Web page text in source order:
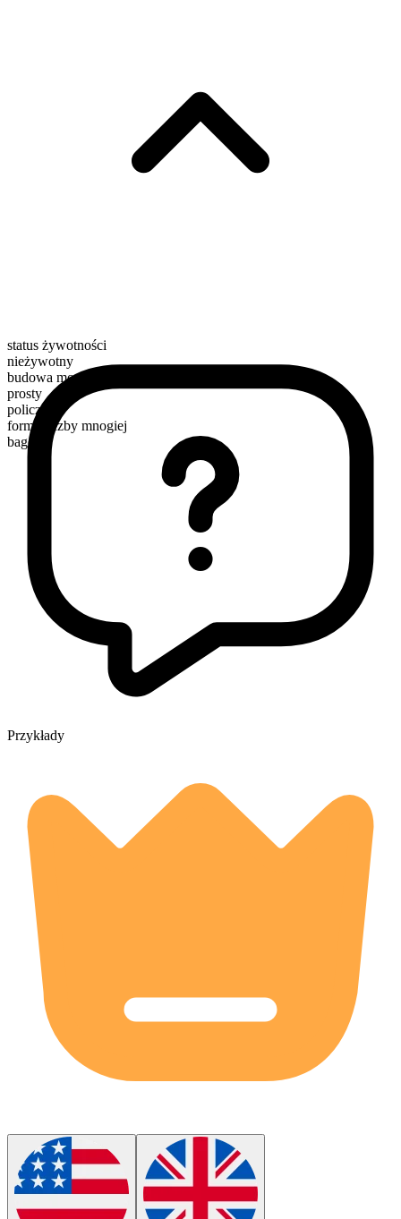
status żywotności
nieżywotny
budowa morfologiczna
prosty
policzalny
forma liczby mnogiej
bagels
Przykłady